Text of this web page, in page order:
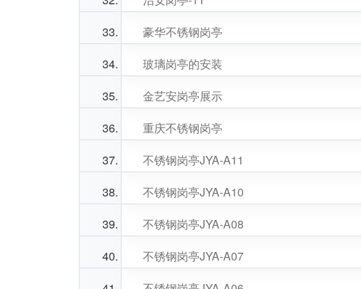
豪华不锈钢岗亭
玻璃岗亭的安装
金艺安岗亭展示
重庆不锈钢岗亭
不锈钢岗亭JYA-A11
不锈钢岗亭JYA-A10
不锈钢岗亭JYA-A08
不锈钢岗亭JYA-A07